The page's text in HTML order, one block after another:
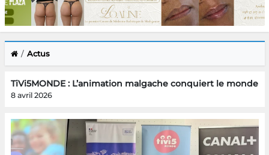
Actus
TiVi5MONDE : L’animation malgache conquiert le monde
8 avril 2026